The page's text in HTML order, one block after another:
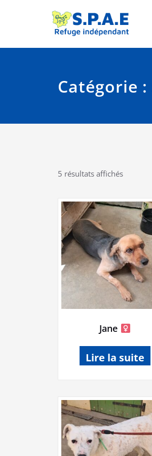
Catégorie :
5 résultats affichésTrié
récent
au
plus
ancien
Jane
Lire la suite